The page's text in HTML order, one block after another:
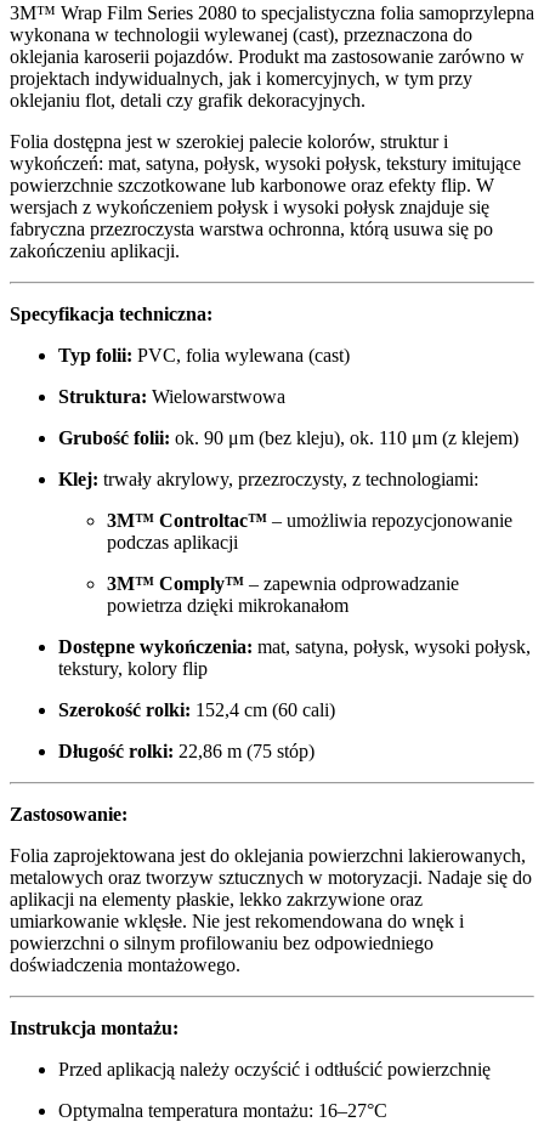
3M™ Wrap Film Series 2080 to specjalistyczna folia samoprzylepna
wykonana w technologii wylewanej (cast), przeznaczona do
oklejania karoserii pojazdów. Produkt ma zastosowanie zarówno w
projektach indywidualnych, jak i komercyjnych, w tym przy
oklejaniu flot, detali czy grafik dekoracyjnych.
Folia dostępna jest w szerokiej palecie kolorów, struktur i
wykończeń: mat, satyna, połysk, wysoki połysk, tekstury imitujące
powierzchnie szczotkowane lub karbonowe oraz efekty flip. W
wersjach z wykończeniem połysk i wysoki połysk znajduje się
fabryczna przezroczysta warstwa ochronna, którą usuwa się po
zakończeniu aplikacji.
Specyfikacja techniczna:
Typ folii: PVC, folia wylewana (cast)
Struktura: Wielowarstwowa
Grubość folii: ok. 90 μm (bez kleju), ok. 110 μm (z klejem)
Klej: trwały akrylowy, przezroczysty, z technologiami:
3M™ Controltac™ – umożliwia repozycjonowanie
podczas aplikacji
3M™ Comply™ – zapewnia odprowadzanie
powietrza dzięki mikrokanałom
Dostępne wykończenia: mat, satyna, połysk, wysoki połysk,
tekstury, kolory flip
Szerokość rolki: 152,4 cm (60 cali)
Długość rolki: 22,86 m (75 stóp)
Zastosowanie:
Folia zaprojektowana jest do oklejania powierzchni lakierowanych,
metalowych oraz tworzyw sztucznych w motoryzacji. Nadaje się do
aplikacji na elementy płaskie, lekko zakrzywione oraz
umiarkowanie wklęsłe. Nie jest rekomendowana do wnęk i
powierzchni o silnym profilowaniu bez odpowiedniego
doświadczenia montażowego.
Instrukcja montażu:
Przed aplikacją należy oczyścić i odtłuścić powierzchnię
Optymalna temperatura montażu: 16–27°C